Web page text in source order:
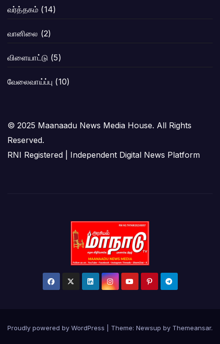
வர்த்தகம் (14)
வானிலை (2)
விளையாட்டு (5)
வேலைவாய்ப்பு (10)
© 2025 Maanaadu News Media House. All Rights
Reserved.
RNI Registered | Independent Digital News Platform
Proudly powered by WordPress Theme: Newsup by Themeansar.